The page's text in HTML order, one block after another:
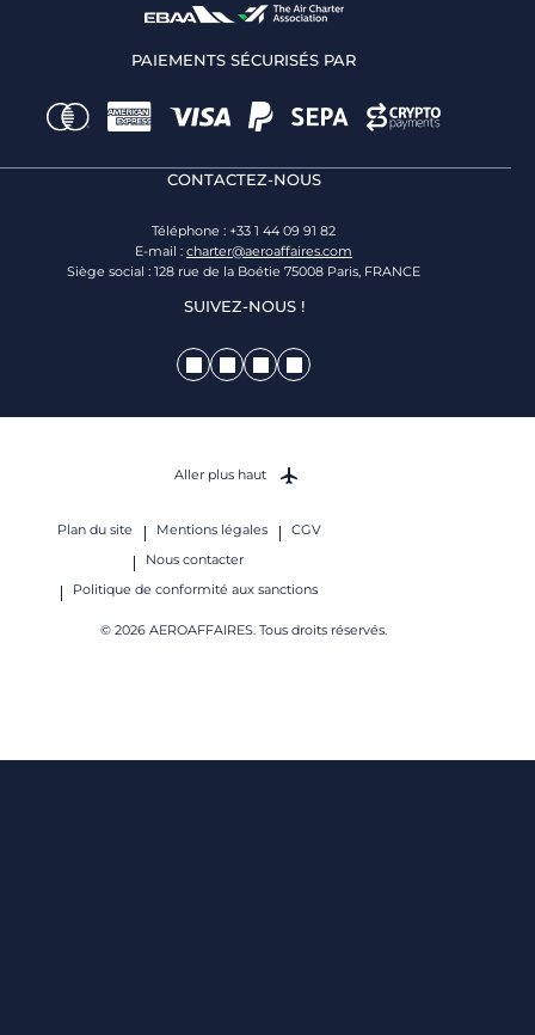
PAIEMENTS SÉCURISÉS PAR
CONTACTEZ-NOUS
Téléphone : +33 1 44 09 91 82
E-mail : charter@aeroaffaires.com
Siège social : 128 rue de la Boétie 75008 Paris, FRANCE
SUIVEZ-NOUS !
Plan du site Mentions légales
CGV
Nous contacter
Politique de conformité aux sanctions
© 2026 AEROAFFAIRES. Tous droits réservés.
Aller plus haut